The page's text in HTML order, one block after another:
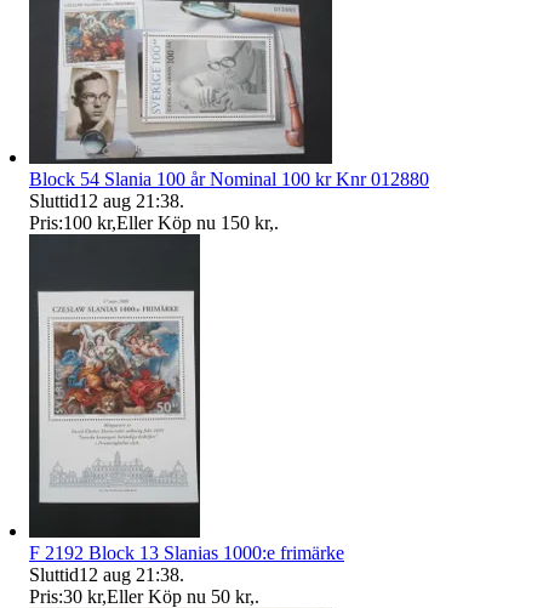
Block 54 Slania 100 år Nominal 100 kr Knr 012880
Sluttid12 aug 21:38.
Pris:100 kr,Eller Köp nu 150 kr,.
F 2192 Block 13 Slanias 1000:e frimärke
Sluttid12 aug 21:38.
Pris:30 kr,Eller Köp nu 50 kr,.